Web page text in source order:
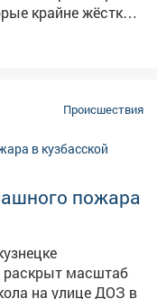
прекращено-мужчина скончался. Фото: АиФ
крайне жёстко
СК. По
двое горожан по
жертву. Затем
насилие.
его
в
Gazeta.ru в
стало то, что
Происшествия
пожара
раскрыт масштаб